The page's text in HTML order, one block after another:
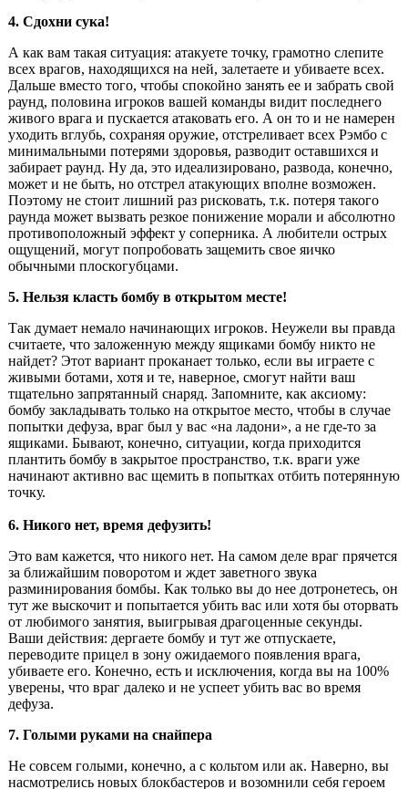
4. Сдохни сука!
А как вам такая ситуация: атакуете точку, грамотно слепите
всех врагов, находящихся на ней, залетаете и убиваете всех.
Дальше вместо того, чтобы спокойно занять ее и забрать свой
раунд, половина игроков вашей команды видит последнего
живого врага и пускается атаковать его. А он то и не намерен
уходить вглубь, сохраняя оружие, отстреливает всех Рэмбо с
минимальными потерями здоровья, разводит оставшихся и
забирает раунд. Ну да, это идеализировано, развода, конечно,
может и не быть, но отстрел атакующих вполне возможен.
Поэтому не стоит лишний раз рисковать, т.к. потеря такого
раунда может вызвать резкое понижение морали и абсолютно
противоположный эффект у соперника. А любители острых
ощущений, могут попробовать защемить свое яичко
обычными плоскогубцами.
5. Нельзя класть бомбу в открытом месте!
Так думает немало начинающих игроков. Неужели вы правда
считаете, что заложенную между ящиками бомбу никто не
найдет? Этот вариант проканает только, если вы играете с
живыми ботами, хотя и те, наверное, смогут найти ваш
тщательно запрятанный снаряд. Запомните, как аксиому:
бомбу закладывать только на открытое место, чтобы в случае
попытки дефуза, враг был у вас «на ладони», а не где-то за
ящиками. Бывают, конечно, ситуации, когда приходится
плантить бомбу в закрытое пространство, т.к. враги уже
начинают активно вас щемить в попытках отбить потерянную
точку.
6. Никого нет, время дефузить!
Это вам кажется, что никого нет. На самом деле враг прячется
за ближайшим поворотом и ждет заветного звука
разминирования бомбы. Как только вы до нее дотронетесь, он
тут же выскочит и попытается убить вас или хотя бы оторвать
от любимого занятия, выигрывая драгоценные секунды.
Ваши действия: дергаете бомбу и тут же отпускаете,
переводите прицел в зону ожидаемого появления врага,
убиваете его. Конечно, есть и исключения, когда вы на 100%
уверены, что враг далеко и не успеет убить вас во время
дефуза.
7. Голыми руками на снайпера
Не совсем голыми, конечно, а с кольтом или ак. Наверно, вы
насмотрелись новых блокбастеров и возомнили себя героем